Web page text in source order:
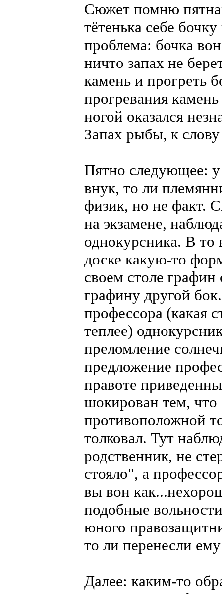
Сюжет помню
тётенька себе
проблема: бочка
ничто запах не
камень и прогреть
прогревания
ногой оказался
Запах рыбы, к слову
Пятно следующее:
внук, то ли
физик, но не факт.
на экзамене,
однокурсника. В то
доске какую-то
своем столе графин
графину другой
профессора (какая
теплее)
преломление
предложение
правоте
шокирован тем, что
противоположной
толковал. Тут
родственник, не
стояло", а
вы вон
подобные
юного
то ли перенесли
Далее: каким-то